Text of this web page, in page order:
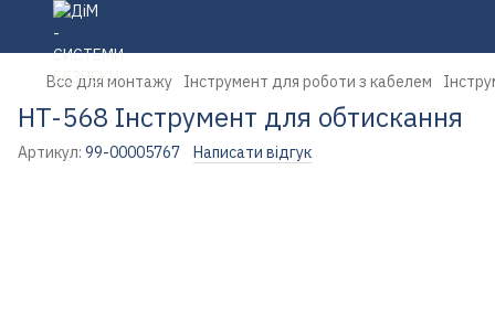
Все для монтажу Інструмент для роботи з кабелем
HT-568 Інструмент для обтискання
Артикул: 99-00005767 Написати відгук